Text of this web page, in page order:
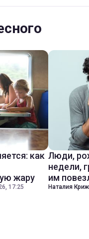
как
жару
17:25
Люди,
недели,
им
Наталия